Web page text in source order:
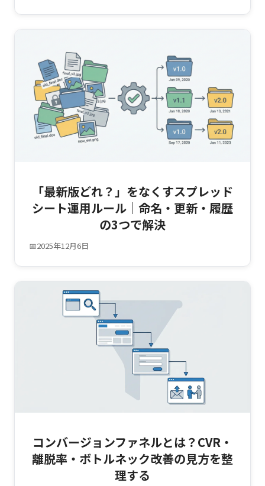
「最新版どれ？」をなくすスプレッド
シート運用ルール｜命名・更新・履歴
の3つで解決
📅2025年12月6日
コンバージョンファネルとは？CVR・
離脱率・ボトルネック改善の見方を整
理する